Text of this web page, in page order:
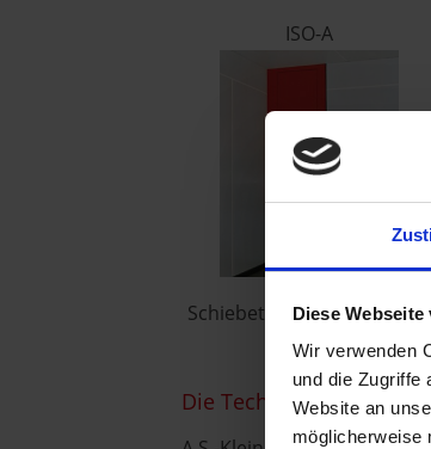
Diese
Wir verwenden
und die Zugriffe
Website an
möglicherweise
ISO-A
Schiebetüren auf Brüstung
Die Technik hinter der